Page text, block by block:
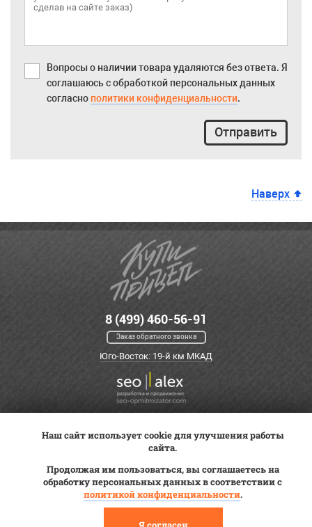
Вопросы о наличии товара удаляются без ответа. Я
соглашаюсь с обработкой персональных данных
согласно политики конфиденциальности.
Отправить
Наверх
8 (499) 460-56-91
Заказ обратного звонка
Юго-Восток: 19-й км МКАД
Постановка на учет
Трейд-ин
Статьи
ВК Видео
© 2012—2026 «Купи прицеп»™ (ООО «Авангард», ИНН 9723035587)
Наш сайт использует cookie для улучшения работы
сайта.
Продолжая им пользоваться, вы соглашаетесь на
обработку персональных данных в соответствии с
политикой конфиденциальности.